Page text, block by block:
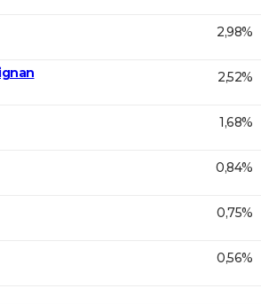
2,98%
2,52%
1,68%
0,84%
0,75%
0,56%